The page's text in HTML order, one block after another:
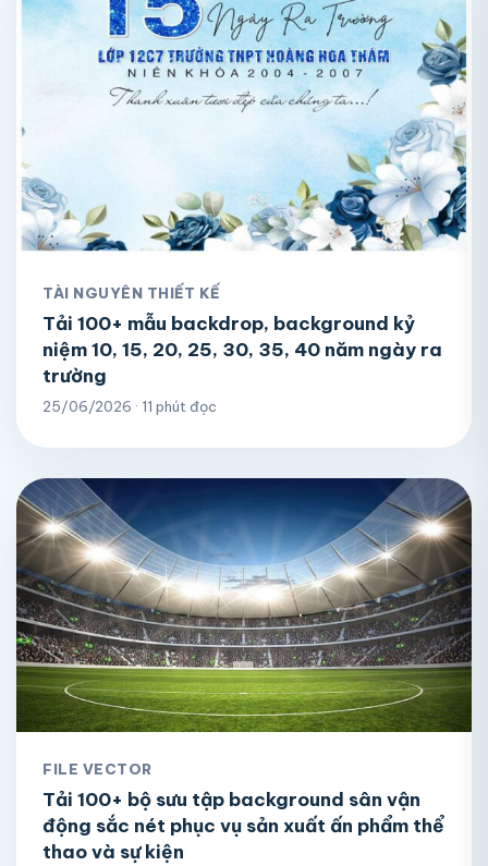
TÀI NGUYÊN THIẾT KẾ
Tải 100+ mẫu backdrop, background kỷ
niệm 10, 15, 20, 25, 30, 35, 40 năm ngày ra
trường
25/06/2026 · 11 phút đọc
FILE VECTOR
Tải 100+ bộ sưu tập background sân vận
động sắc nét phục vụ sản xuất ấn phẩm thể
thao và sự kiện